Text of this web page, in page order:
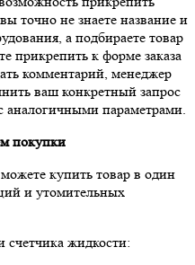
точно не знаете название и
а подбираете товар
прикрепить к форме заказа
комментарий, менеджер
ваш конкретный запрос
аналогичными параметрами.
покупки
купить товар в один
и утомительных
счетчика жидкости: